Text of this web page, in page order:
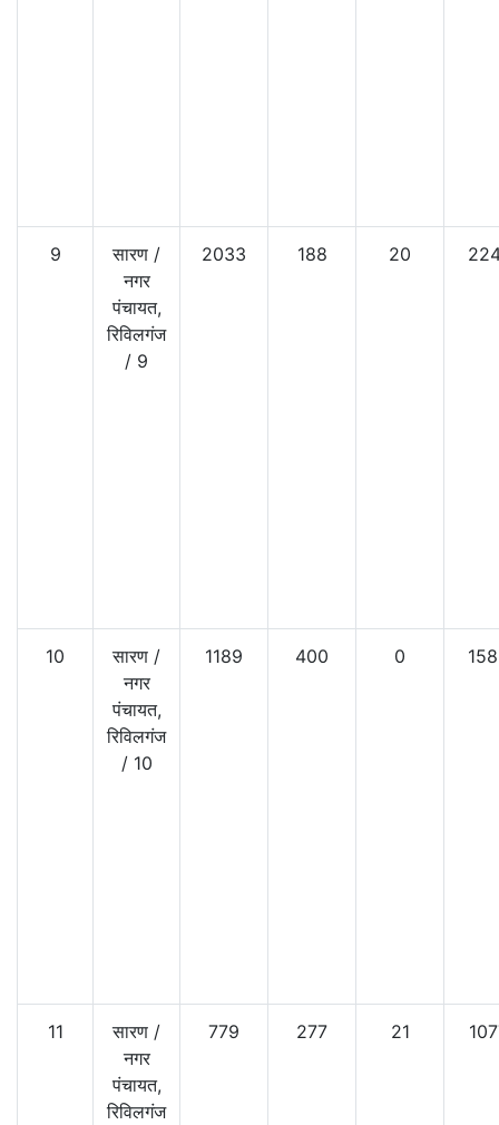
9 सारण /
नगर
पंचायत,
रिविलगंज
/ 9
2033 188 20
10 सारण /
नगर
पंचायत,
रिविलगंज
/ 10
1189 400 0
11 सारण /
नगर
पंचायत,
रिविलगंज
779 277 21